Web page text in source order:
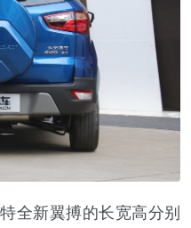
新翼搏的长宽高分别